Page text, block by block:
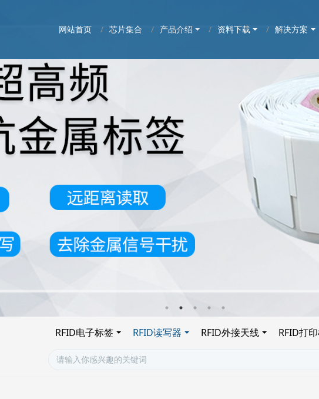
网站首页 芯片集合 产品介绍 资料下载 解决方案
RFID电子标签 RFID读写器 RFID外接天线 RFID打